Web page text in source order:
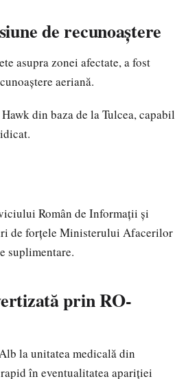
de recunoaștere
asupra zonei afectate, a fost
aeriană.
din baza de la Tulcea, capabil
Român de Informații și
de forțele Ministerului Afacerilor
suplimentare.
prin RO-
la unitatea medicală din
în eventualitatea apariției